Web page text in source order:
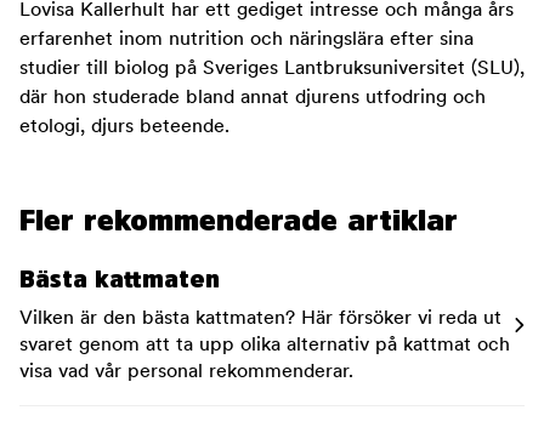
Lovisa Kallerhult har ett gediget intresse och många års
erfarenhet inom nutrition och näringslära efter sina
studier till biolog på Sveriges Lantbruksuniversitet (SLU),
där hon studerade bland annat djurens utfodring och
etologi, djurs beteende.
Fler rekommenderade artiklar
Bästa kattmaten
Vilken är den bästa kattmaten? Här försöker vi reda ut
svaret genom att ta upp olika alternativ på kattmat och
visa vad vår personal rekommenderar.